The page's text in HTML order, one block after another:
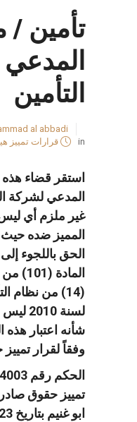
تأمين /
التأمين
al abbadi
in
قرارات تمييز
استقر قضاء
المدعي لشركة
غير ملزم أي
المميز ضده
الحق باللجوء
لسنة
شأنه اعتبار هذه
وفقاً لقرار تمييز
تمييز حقوق
ابو غنيم بتاريخ 22/10/2023 .